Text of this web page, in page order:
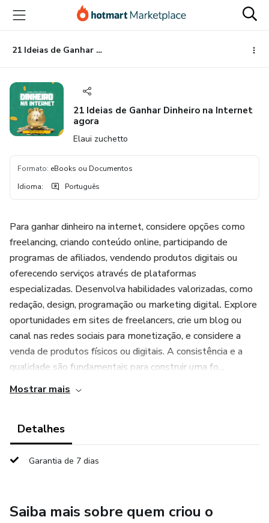
para
conteúdo
principal
para
pagamento
para
rodapé
21 Ideias de Ganhar Dinheiro na Internet agora
21 Ideias de Ganhar Dinheiro na Internet
agora
Elaui zuchetto
Formato: eBooks ou Documentos
Idioma: Português
Para ganhar dinheiro na internet, considere opções como
freelancing, criando conteúdo online, participando de
programas de afiliados, vendendo produtos digitais ou
oferecendo serviços através de plataformas
especializadas. Desenvolva habilidades valorizadas, como
redação, design, programação ou marketing digital. Explore
oportunidades em sites de freelancers, crie um blog ou
canal nas redes sociais para monetização, e considere a
venda de produtos físicos ou digitais. A consistência e a
qualidade são fundamentais para construir uma fo...
Mostrar mais
Detalhes
Garantia de 7 dias
Saiba mais sobre quem criou o